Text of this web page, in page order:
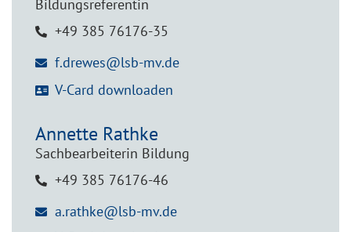
Bildungsreferentin
+49 385 76176-35
f.drewes@lsb-mv.de
V-Card downloaden
Annette Rathke
Sachbearbeiterin Bildung
+49 385 76176-46
a.rathke@lsb-mv.de